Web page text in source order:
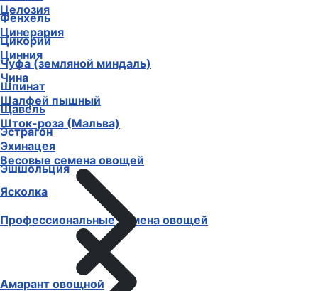
Целозия
Цинерария
Цинния
Чина
Шалфей пышный
Шток-роза (Мальва)
Эхинацея
Эшшольция
Ясколка
Профессиональные семена овощей
Фенхель
Цикорий
Чуфа (земляной миндаль)
Шпинат
Щавель
Эстрагон
Весовые семена овощей
Амарант овощной